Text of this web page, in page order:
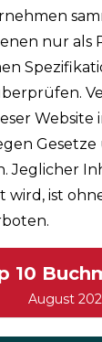
nur als
Website
Jeglicher
wird, ist
10
August